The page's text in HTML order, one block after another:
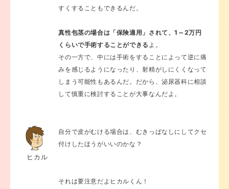
すくすることもできるんだ。
真性包茎の場合は「保険適用」されて、1～2万円
くらいで手術することができる よ。
その一方で、中には手術をすることによって逆に痛
みを感じるようになったり、射精がしにくくなって
しまう可能性もあるんだ。だから、泌尿器科に相談
して慎重に検討することが大事なんだよ。
ヒカル
自分で皮がむける場合は、むきっぱなしにしてクセ
付けしたほうがいいのかな？
それは要注意だよヒカルくん！